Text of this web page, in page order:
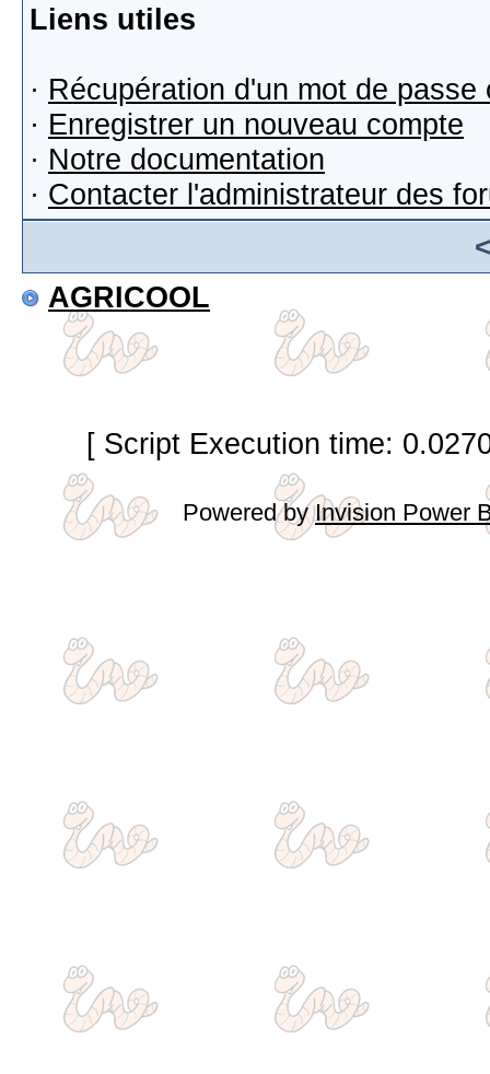
Liens utiles
· Récupération d'un mot de passe
· Enregistrer un nouveau compte
· Notre documentation
· Contacter l'administrateur des
AGRICOOL
[ Script Execution time:
Powered byInvision Power